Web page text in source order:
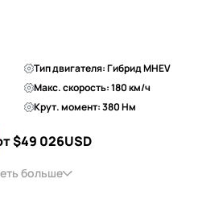
Тип двигателя: Гибрид MHEV
Макс. скорость: 180 км/ч
Крут. момент: 380 Нм
$49 026USD
больше